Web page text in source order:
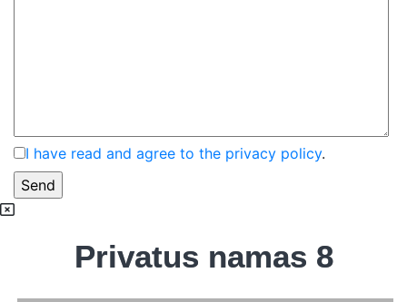
I have read and agree to the privacy policy.
Privatus namas 8